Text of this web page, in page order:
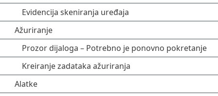
Evidencija skeniranja uređaja
Ažuriranje
Prozor dijaloga – Potrebno je ponovno pokretanje
Kreiranje zadataka ažuriranja
Alatke